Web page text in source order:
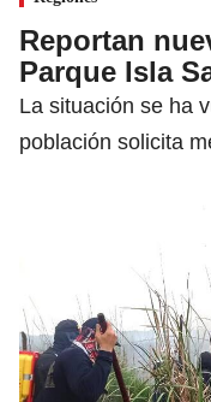
Reportan
Parque Isla
La situación se ha
población solicita